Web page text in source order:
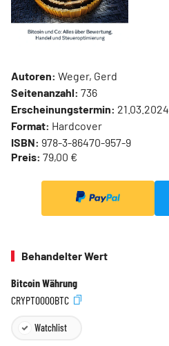
Autoren: Weger, Gerd
Seitenanzahl: 736
Erscheinungstermin: 21.03.2024
Format: Hardcover
ISBN: 978-3-86470-957-9
Preis: 79,00 €
Behandelter Wert
Bitcoin Währung
CRYPT0000BTC
Watchlist